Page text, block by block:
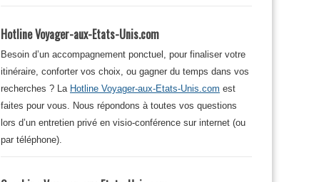
Hotline Voyager-aux-Etats-Unis.com
Besoin d’un accompagnement ponctuel, pour finaliser votre
itinéraire, conforter vos choix, ou gagner du temps dans vos
recherches ? La Hotline Voyager-aux-Etats-Unis.com est
faites pour vous. Nous répondons à toutes vos questions
lors d’un entretien privé en visio-conférence sur internet (ou
par téléphone).